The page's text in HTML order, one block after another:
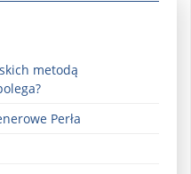
metodą
Perła